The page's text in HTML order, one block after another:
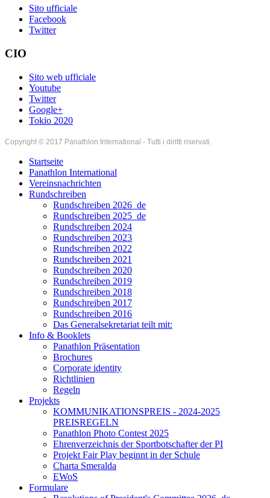
Sito ufficiale
Facebook
Twitter
CIO
Sito web ufficiale
Youtube
Twitter
Google+
Tokio 2020
Copyright © 2017 Panathlon International - Tutti i diritti riservati.
Startseite
Panathlon International
Vereinsnachrichten
Rundschreiben
Rundschreiben 2026_de
Rundschreiben 2025_de
Rundschreiben 2024
Rundschreiben 2023
Rundschreiben 2022
Rundschreiben 2021
Rundschreiben 2020
Rundschreiben 2019
Rundschreiben 2018
Rundschreiben 2017
Rundschreiben 2016
Das Generalsekretariat teilt mit:
Info & Booklets
Panathlon Präsentation
Brochures
Corporate identity
Richtlinien
Regeln
Projekts
KOMMUNIKATIONSPREIS - 2024-2025
PREISREGELN
Panathlon Photo Contest 2025
Ehrenverzeichnis der Sportbotschafter der PI
Projekt Fair Play beginnt in der Schule
Charta Smeralda
EWoS
Formulare